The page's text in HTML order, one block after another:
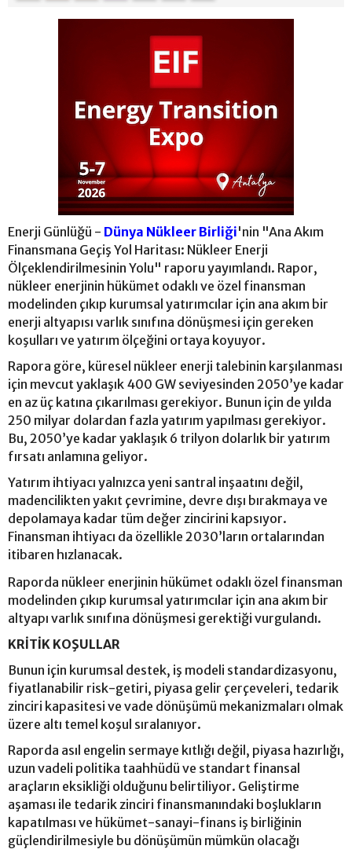
Enerji Günlüğü - Dünya Nükleer Birliği'nin "Ana Akım
Finansmana Geçiş Yol Haritası: Nükleer Enerji
Ölçeklendirilmesinin Yolu" raporu yayımlandı. Rapor,
nükleer enerjinin hükümet odaklı ve özel finansman
modelinden çıkıp kurumsal yatırımcılar için ana akım bir
enerji altyapısı varlık sınıfına dönüşmesi için gereken
koşulları ve yatırım ölçeğini ortaya koyuyor.
Rapora göre, küresel nükleer enerji talebinin karşılanması
için mevcut yaklaşık 400 GW seviyesinden 2050’ye kadar
en az üç katına çıkarılması gerekiyor. Bunun için de yılda
250 milyar dolardan fazla yatırım yapılması gerekiyor.
Bu, 2050’ye kadar yaklaşık 6 trilyon dolarlık bir yatırım
fırsatı anlamına geliyor.
Yatırım ihtiyacı yalnızca yeni santral inşaatını değil,
madencilikten yakıt çevrimine, devre dışı bırakmaya ve
depolamaya kadar tüm değer zincirini kapsıyor.
Finansman ihtiyacı da özellikle 2030’ların ortalarından
itibaren hızlanacak.
Raporda nükleer enerjinin hükümet odaklı özel finansman
modelinden çıkıp kurumsal yatırımcılar için ana akım bir
altyapı varlık sınıfına dönüşmesi gerektiği vurgulandı.
KRİTİK KOŞULLAR
Bunun için kurumsal destek, iş modeli standardizasyonu,
fiyatlanabilir risk-getiri, piyasa gelir çerçeveleri, tedarik
zinciri kapasitesi ve vade dönüşümü mekanizmaları olmak
üzere altı temel koşul sıralanıyor.
Raporda asıl engelin sermaye kıtlığı değil, piyasa hazırlığı,
uzun vadeli politika taahhüdü ve standart finansal
araçların eksikliği olduğunu belirtiliyor. Geliştirme
aşaması ile tedarik zinciri finansmanındaki boşlukların
kapatılması ve hükümet-sanayi-finans iş birliğinin
güçlendirilmesiyle bu dönüşümün mümkün olacağı